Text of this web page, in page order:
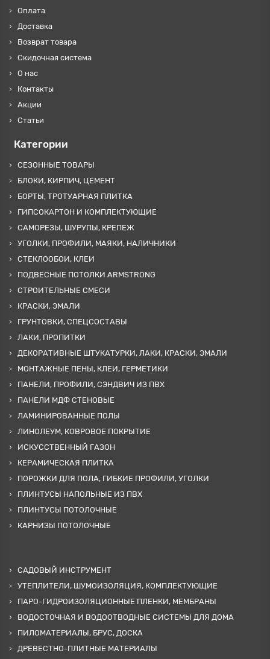
Оплата
Доставка
Возврат товара
Скидочная система
О нас
Контакты
Акции
Статьи
Категории
СЕЗОННЫЕ ТОВАРЫ
БЛОКИ, КИРПИЧ, ЦЕМЕНТ
БОРТЫ, ТРОТУАРНАЯ ПЛИТКА
ГИПСОКАРТОН И КОМПЛЕКТУЮЩИЕ
САМОРЕЗЫ, ШУРУПЫ, КРЕПЕЖ
УГОЛКИ, ПРОФИЛИ, МАЯКИ, НАЛИЧНИКИ
СТЕКЛООБОИ, КЛЕИ
ПОДВЕСНЫЕ ПОТОЛКИ ARMSTRONG
СТРОИТЕЛЬНЫЕ СМЕСИ
КРАСКИ, ЭМАЛИ
ГРУНТОВКИ, СПЕЦСОСТАВЫ
ЛАКИ, ПРОПИТКИ
ДЕКОРАТИВНЫЕ ШТУКАТУРКИ, ЛАКИ, КРАСКИ, ЭМАЛИ
МОНТАЖНЫЕ ПЕНЫ, КЛЕИ, ГЕРМЕТИКИ
ПАНЕЛИ, ПРОФИЛИ, СЭНДВИЧ ИЗ ПВХ
ПАНЕЛИ МДФ СТЕНОВЫЕ
ЛАМИНИРОВАННЫЕ ПОЛЫ
ЛИНОЛЕУМ, КОВРОВОЕ ПОКРЫТИЕ
ИСКУССТВЕННЫЙ ГАЗОН
КЕРАМИЧЕСКАЯ ПЛИТКА
ПОРОЖКИ ДЛЯ ПОЛА, ГИБКИЕ ПРОФИЛИ, УГОЛКИ
ПЛИНТУСЫ НАПОЛЬНЫЕ ИЗ ПВХ
ПЛИНТУСЫ ПОТОЛОЧНЫЕ
КАРНИЗЫ ПОТОЛОЧНЫЕ
САДОВЫЙ ИНСТРУМЕНТ
УТЕПЛИТЕЛИ, ШУМОИЗОЛЯЦИЯ, КОМПЛЕКТУЮЩИЕ
ПАРО-ГИДРОИЗОЛЯЦИОННЫЕ ПЛЕНКИ, МЕМБРАНЫ
ВОДОСТОЧНАЯ И ВОДООТВОДНЫЕ СИСТЕМЫ ДЛЯ ДОМА
ПИЛОМАТЕРИАЛЫ, БРУС, ДОСКА
ДРЕВЕСТНО-ПЛИТНЫЕ МАТЕРИАЛЫ